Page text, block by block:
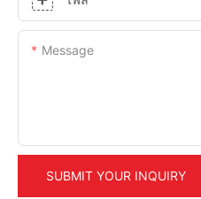
Message
SUBMIT YOUR INQUIRY